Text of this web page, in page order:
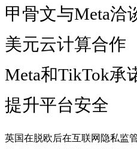
甲骨文与Meta洽
美元云计算合作
Meta和TikTok承
提升平台安全
英国在脱欧后在互联网隐私监